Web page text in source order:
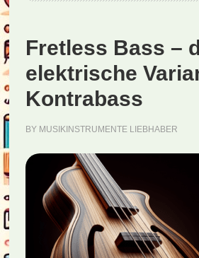
Fretless Bass –
elektrische
Kontrabass
BY MUSIKINSTRUMENTE LIEBHABER